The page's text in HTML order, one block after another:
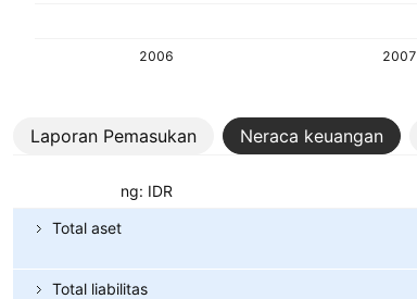
2006 2007
Laporan Pemasukan Neraca keuangan
Mata uang: IDR
Total aset
Total liabilitas